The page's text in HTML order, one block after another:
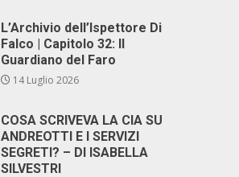
L’Archivio dell’Ispettore Di
Falco | Capitolo 32: Il
Guardiano del Faro
14 Luglio 2026
COSA SCRIVEVA LA CIA SU
ANDREOTTI E I SERVIZI
SEGRETI? – DI ISABELLA
SILVESTRI